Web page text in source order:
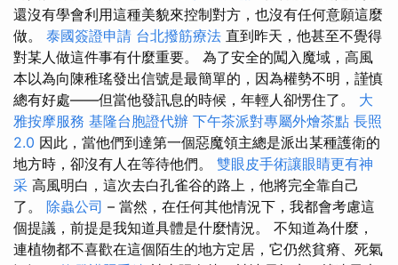
還沒有學會利用這種美貌來控制對方，也沒有任何意願這麼
做。 泰國簽證申請 台北撥筋療法 直到昨天，他甚至不覺得
對某人做這件事有什麼重要。 為了安全的闖入魔域，高風
本以為向陳稚瑤發出信號是最簡單的，因為權勢不明，謹慎
總有好處——但當他發訊息的時候，年輕人卻愣住了。 大
雅按摩服務 基隆台胞證代辦 下午茶派對專屬外燴茶點 長照
2.0 因此，當他們到達第一個惡魔領主總是派出某種護衛的
地方時，卻沒有人在等待他們。 雙眼皮手術讓眼睛更有神
采 高風明白，這次去白孔雀谷的路上，他將完全靠自己
了。 除蟲公司 – 當然，在任何其他情況下，我都會考慮這
個提議，前提是我知道具體是什麼情況。 不知道為什麼，
連植物都不喜歡在這個陌生的地方定居，它仍然貧瘠、死氣